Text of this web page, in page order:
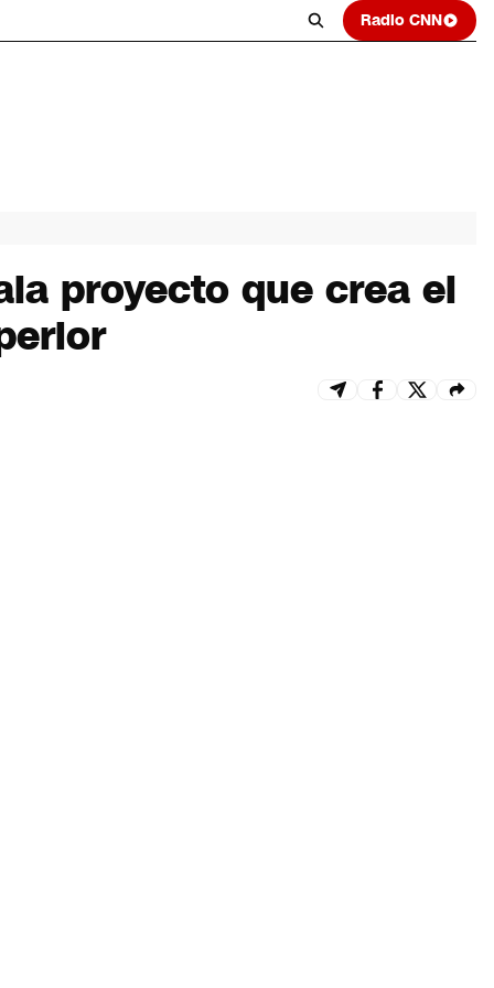
Radio CNN
proyecto que crea el